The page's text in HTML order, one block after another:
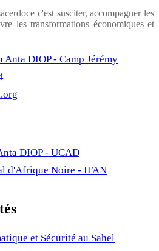
c'est susciter, accompagner les
les transformations économiques et
DIOP - Camp Jérémy
DIOP - UCAD
d'Afrique Noire - IFAN